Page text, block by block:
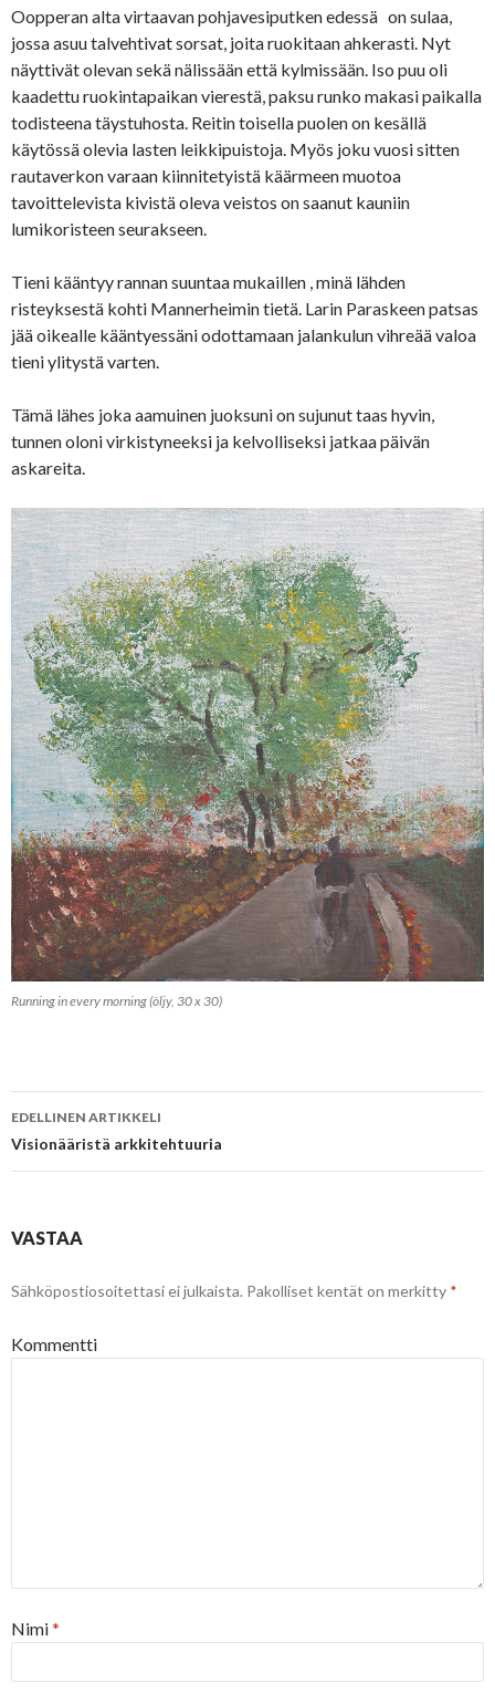
Oopperan alta virtaavan pohjavesiputken edessä on sulaa,
jossa asuu talvehtivat sorsat, joita ruokitaan ahkerasti. Nyt
näyttivät olevan sekä nälissään että kylmissään. Iso puu oli
kaadettu ruokintapaikan vierestä, paksu runko makasi paikalla
todisteena täystuhosta. Reitin toisella puolen on kesällä
käytössä olevia lasten leikkipuistoja. Myös joku vuosi sitten
rautaverkon varaan kiinnitetyistä käärmeen muotoa
tavoittelevista kivistä oleva veistos on saanut kauniin
lumikoristeen seurakseen.
Tieni kääntyy rannan suuntaa mukaillen , minä lähden
risteyksestä kohti Mannerheimin tietä. Larin Paraskeen patsas
jää oikealle kääntyessäni odottamaan jalankulun vihreää valoa
tieni ylitystä varten.
Tämä lähes joka aamuinen juoksuni on sujunut taas hyvin,
tunnen oloni virkistyneeksi ja kelvolliseksi jatkaa päivän
askareita.
Running in every morning (öljy, 30 x 30)
Artikkelien
EDELLINEN ARTIKKELI
Visionääristä arkkitehtuuria
VASTAA
Sähköpostiosoitettasi ei julkaista. Pakolliset kentät on merkitty *
Kommentti
Nimi*